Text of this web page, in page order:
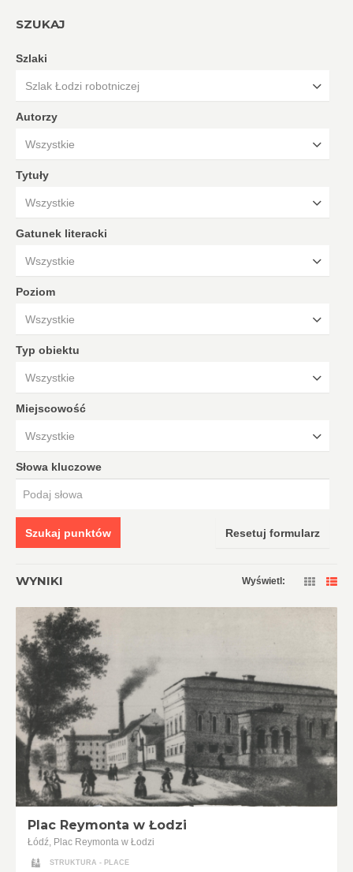
SZUKAJ
Szlaki
Szlak Łodzi robotniczej
Autorzy
Wszystkie
Tytuły
Wszystkie
Gatunek literacki
Wszystkie
Poziom
Wszystkie
Typ obiektu
Wszystkie
Miejscowość
Wszystkie
Słowa kluczowe
Szukaj punktów Resetuj formularz
WYNIKI Wyświetl:
Plac Reymonta w Łodzi
Łódź, Plac Reymonta w Łodzi
STRUKTURA - PLACE